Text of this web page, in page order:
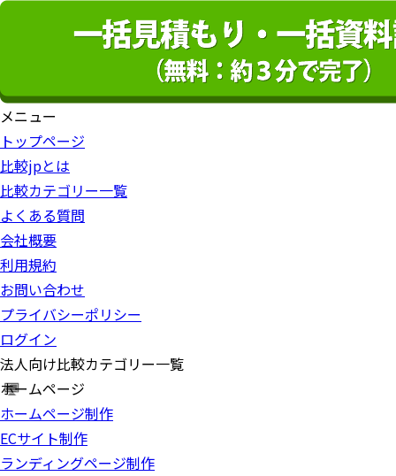
メニュー
トップページ
比較jpとは
比較カテゴリー一覧
よくある質問
会社概要
利用規約
お問い合わせ
プライバシーポリシー
ログイン
法人向け比較カテゴリー一覧
ホームページ
ホームページ制作
ECサイト制作
ランディングページ制作